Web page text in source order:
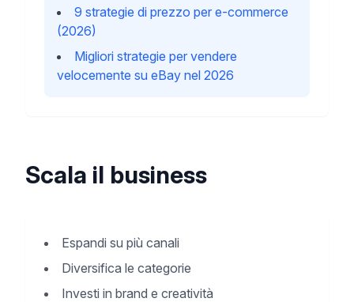
9 strategie di prezzo per e-commerce
(2026)
Migliori strategie per vendere
velocemente su eBay nel 2026
Scala il business
Espandi su più canali
Diversifica le categorie
Investi in brand e creatività